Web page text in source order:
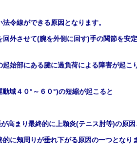
令線ができる原因となります。
回外させて(腕を外側に回す)手の関節を安
始部にある腱に過負荷による障害が起こ
動域４０°～６０°)の短縮が起こると
高まり最終的に上顆炎(テニス肘等)の原因
に頬周りが垂れ下がる原因の一つとなり